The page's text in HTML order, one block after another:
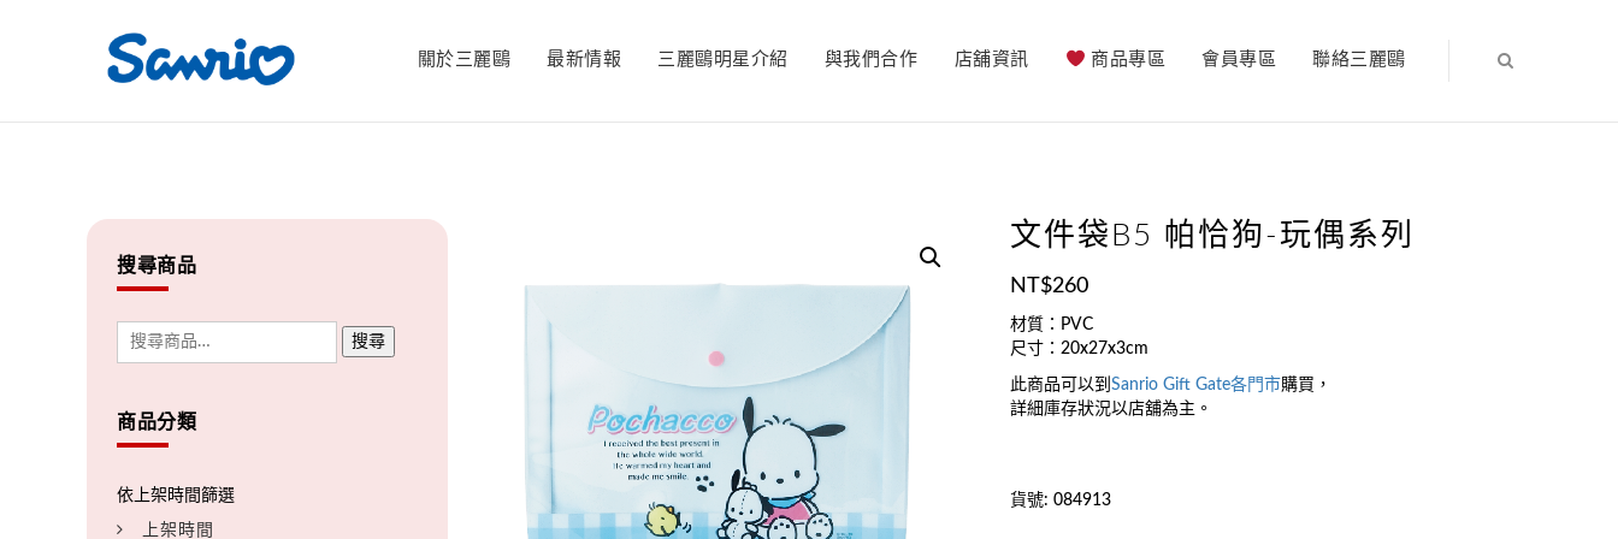
關於三麗鷗 最新情報 三麗鷗明星介紹 與我們合作 店舖資訊 商品專區 會員專區 聯絡三麗鷗
文件袋B5 帕恰狗-玩偶系列
NT$260
材質：PVC
尺寸：20x27x3cm
此商品可以到Sanrio Gift Gate各門市 購買，
詳細庫存狀況以店舖為主。
貨號:084913
搜尋商品
搜尋
商品分類
上架時間